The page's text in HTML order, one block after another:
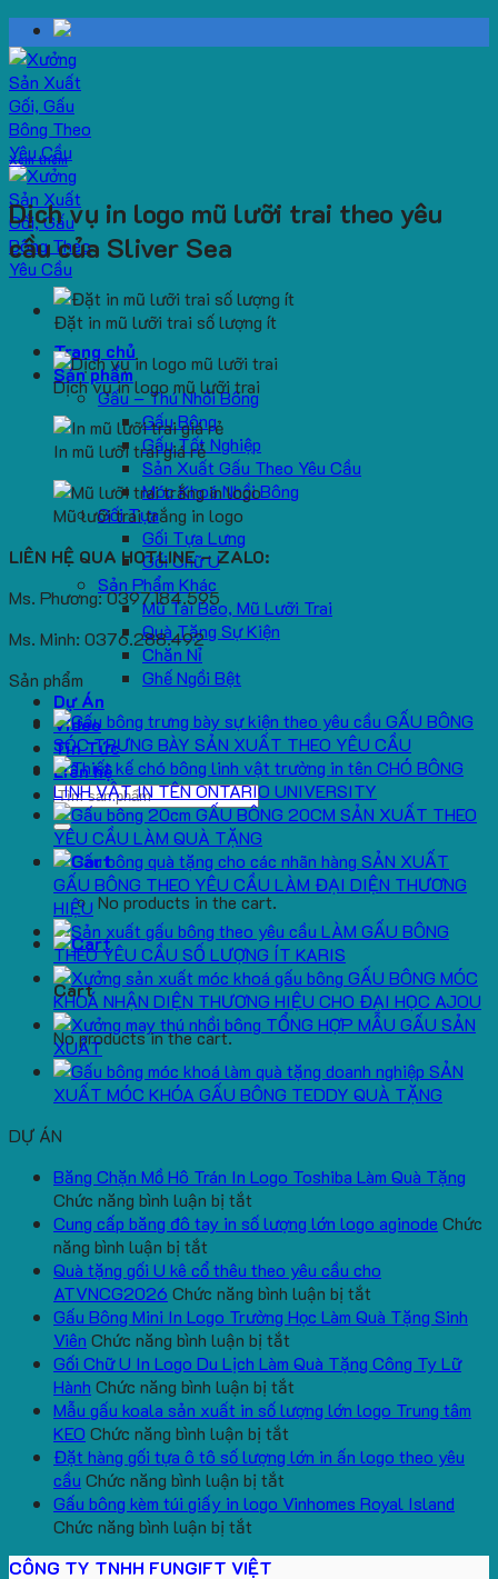
Skip
to
content
Trang chủ
Sản phẩm
Gấu – Thú Nhồi Bông
Gấu Bông
Gấu Tốt Nghiệp
Sản Xuất Gấu Theo Yêu Cầu
Móc Khoá Nhồi Bông
Gối Tựa
Gối Tựa Lưng
Gối Chữ U
Sản Phẩm Khác
Mũ Tai Bèo, Mũ Lưỡi Trai
Quà Tặng Sự Kiện
Chăn Nỉ
Ghế Ngồi Bệt
Dự Án
Video
Tin Tức
Liên hệ
Search
for:
No products in the cart.
Cart
No products in the cart.
Xem thêm
Dịch vụ in logo mũ lưỡi trai theo yêu
cầu của Sliver Sea
Đặt in mũ lưỡi trai số lượng ít
Dịch vụ in logo mũ lưỡi trai
In mũ lưỡi trai giá rẻ
Mũ lưỡi trai trắng in logo
LIÊN HỆ QUA HOTLINE – ZALO:
Ms. Phương: 0397.184.595
Ms. Minh: 0376.288.492
Sản phẩm
GẤU BÔNG
SÓC TRƯNG BÀY SẢN XUẤT THEO YÊU CẦU
CHÓ BÔNG
LINH VẬT IN TÊN ONTARIO UNIVERSITY
GẤU BÔNG 20CM SẢN XUẤT THEO
YÊU CẦU LÀM QUÀ TẶNG
SẢN XUẤT
GẤU BÔNG THEO YÊU CẦU LÀM ĐẠI DIỆN THƯƠNG
HIỆU
LÀM GẤU BÔNG
THEO YÊU CẦU SỐ LƯỢNG ÍT KARIS
GẤU BÔNG MÓC
KHOÁ NHẬN DIỆN THƯƠNG HIỆU CHO ĐẠI HỌC AJOU
TỔNG HỢP MẪU GẤU SẢN
XUẤT
SẢN
XUẤT MÓC KHÓA GẤU BÔNG TEDDY QUÀ TẶNG
DỰ ÁN
Băng Chặn Mồ Hô Trán In Logo Toshiba Làm Quà Tặng
Chức năng bình luận bị tắt
Băng
Mồ
Hô
Trán
In
Logo
Toshiba
Làm
Quà
Tặng
Cung cấp băng đô tay in số lượng lớn logo aginode Chức
năng bình luận bị tắt
Cung
cấp
băng
đô
tay
in
số
lượng
lớn
logo
aginode
Quà tặng gối U kê cổ thêu theo yêu cầu cho
ATVNCG2026 Chức năng bình luận bị tắt
Quà
gối
kê
thêu
yêu
Gấu Bông Mini In Logo Trường Học Làm Quà Tặng Sinh
Viên Chức năng bình luận bị tắt
Gấu
Bông
Mini
Logo
Học
Gối Chữ U In Logo Du Lịch Làm Quà Tặng Công Ty Lữ
Hành Chức năng bình luận bị tắt
Gối
U
Logo
Mẫu gấu koala sản xuất in số lượng lớn logo Trung tâm
KEO Chức năng bình luận bị tắt
Mẫu
koala
Đặt hàng gối tựa ô tô số lượng lớn in ấn logo theo yêu
cầu Chức năng bình luận bị tắt
Đặt
Gấu bông kèm túi giấy in logo Vinhomes Royal Island
Chức năng bình luận bị tắt
bông
CÔNG TY TNHH FUNGIFT VIỆT